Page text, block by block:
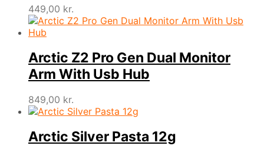
449,00 kr.
Arctic Z2 Pro Gen Dual Monitor
Arm With Usb Hub
849,00 kr.
Arctic Silver Pasta 12g